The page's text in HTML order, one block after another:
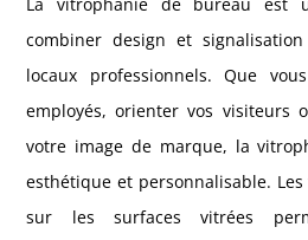
combiner design et
locaux professionnels. Que
employés, orienter vos visiteurs
votre image de marque, la
esthétique et personnalisable.
sur les surfaces vitrées